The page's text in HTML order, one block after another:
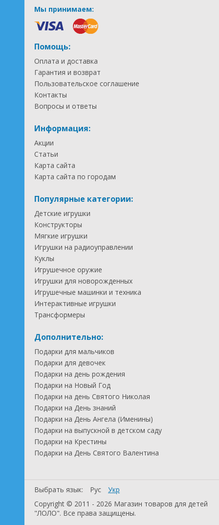
Мы принимаем:
Помощь:
Оплата и доставка
Гарантия и возврат
Пользовательское соглашение
Контакты
Вопросы и ответы
Информация:
Акции
Статьи
Карта сайта
Карта сайта по городам
Популярные категории:
Детские игрушки
Конструкторы
Мягкие игрушки
Игрушки на радиоуправлении
Куклы
Игрушечное оружие
Игрушки для новорожденных
Игрушечные машинки и техника
Интерактивные игрушки
Трансформеры
Дополнительно:
Подарки для мальчиков
Подарки для девочек
Подарки на день рождения
Подарки на Новый Год
Подарки на день Святого Николая
Подарки на День знаний
Подарки на День Ангела (Именины)
Подарки на выпускной в детском саду
Подарки на Крестины
Подарки на День Святого Валентина
Выбрать язык: Рус
Укр
Copyright © 2011 - 2026 Магазин товаров для детей
"ЛОЛО". Все права защищены.